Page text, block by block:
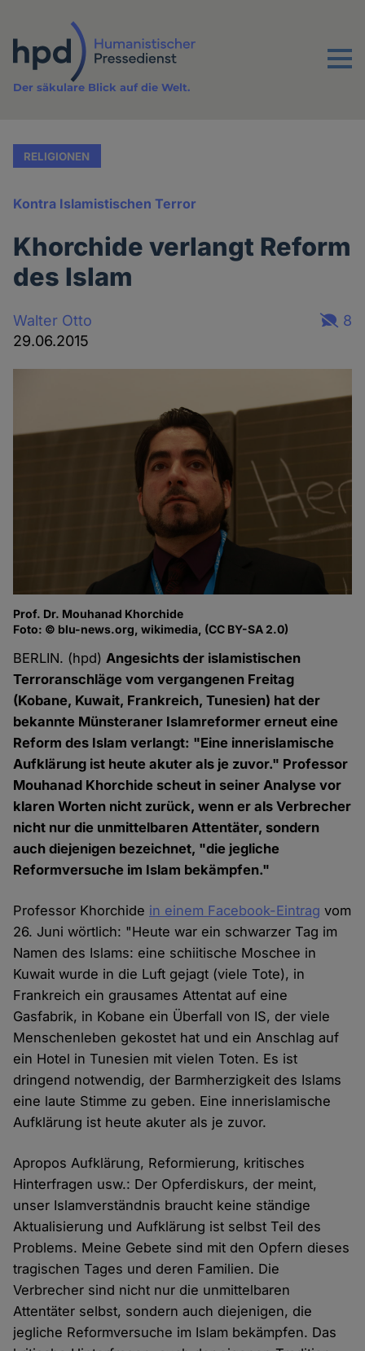
Inhalt
Menu
Der säkulare Blick auf die Welt.
RELIGIONEN
Kontra Islamistischen Terror
Khorchide verlangt Reform
des Islam
Walter Otto
29.06.2015
8
Prof. Dr. Mouhanad Khorchide
Foto: © blu-news.org, wikimedia, (CC BY-SA 2.0)
BERLIN. (hpd)Angesichts der islamistischen
Terroranschläge vom vergangenen Freitag
(Kobane, Kuwait, Frankreich, Tunesien) hat der
bekannte Münsteraner Islamreformer erneut eine
Reform des Islam verlangt: "Eine innerislamische
Aufklärung ist heute akuter als je zuvor." Professor
Mouhanad Khorchide scheut in seiner Analyse vor
klaren Worten nicht zurück, wenn er als Verbrecher
nicht nur die unmittelbaren Attentäter, sondern
auch diejenigen bezeichnet, "die jegliche
Reformversuche im Islam bekämpfen."
Professor Khorchide in einem Facebook-Eintrag vom
26. Juni wörtlich: "Heute war ein schwarzer Tag im
Namen des Islams: eine schiitische Moschee in
Kuwait wurde in die Luft gejagt (viele Tote), in
Frankreich ein grausames Attentat auf eine
Gasfabrik, in Kobane ein Überfall von IS, der viele
Menschenleben gekostet hat und ein Anschlag auf
ein Hotel in Tunesien mit vielen Toten. Es ist
dringend notwendig, der Barmherzigkeit des Islams
eine laute Stimme zu geben. Eine innerislamische
Aufklärung ist heute akuter als je zuvor.
Apropos Aufklärung, Reformierung, kritisches
Hinterfragen usw.: Der Opferdiskurs, der meint,
unser Islamverständnis braucht keine ständige
Aktualisierung und Aufklärung ist selbst Teil des
Problems. Meine Gebete sind mit den Opfern dieses
tragischen Tages und deren Familien. Die
Verbrecher sind nicht nur die unmittelbaren
Attentäter selbst, sondern auch diejenigen, die
jegliche Reformversuche im Islam bekämpfen. Das